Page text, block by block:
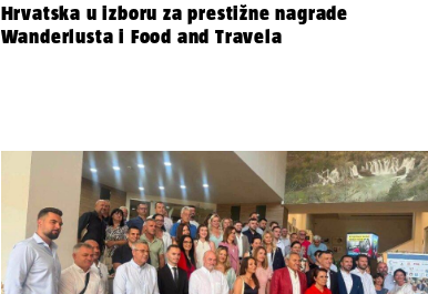
Hrvatska u izboru za prestižne nagrade
Wanderlusta i Food and Travela